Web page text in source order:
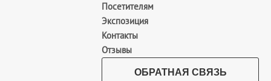
Посетителям
Экспозиция
Контакты
Отзывы
ОБРАТНАЯ СВЯЗЬ